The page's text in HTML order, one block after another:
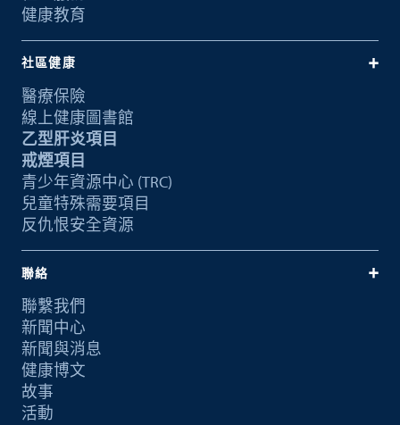
健康教育
社區健康
醫療保險
線上健康圖書館
乙型肝炎項目
戒煙項目
青少年資源中心 (TRC)
兒童特殊需要項目
反仇恨安全資源
聯絡
聯繫我們
新聞中心
新聞與消息
健康博文
故事
活動